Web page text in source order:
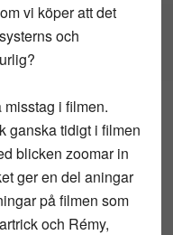
vi köper att det
och
i filmen.
ganska tidigt i filmen
blicken zoomar in
ger en del aningar
på filmen som
och Rémy,